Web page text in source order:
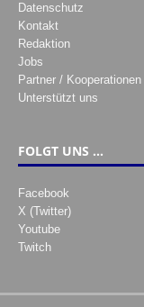
Datenschutz
Kontakt
Redaktion
Jobs
Partner / Kooperationen
Unterstützt uns
FOLGT UNS …
Facebook
X (Twitter)
Youtube
Twitch